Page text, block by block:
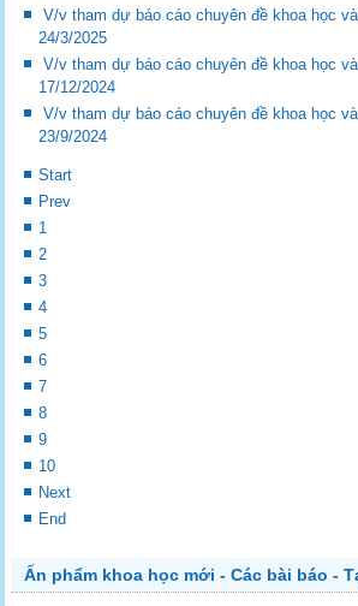
V/v tham dự báo cáo chuyên đề khoa học
24/3/2025
V/v tham dự báo cáo chuyên đề khoa học
17/12/2024
V/v tham dự báo cáo chuyên đề khoa học
23/9/2024
Start
Prev
1
2
3
4
5
6
7
8
9
10
Next
End
Ấn phẩm khoa học mới - Các bài báo -